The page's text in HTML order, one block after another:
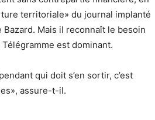
territoriale» du journal implanté
Mais il reconnaît le besoin
est dominant.
qui doit s’en sortir, c’est
assure-t-il.